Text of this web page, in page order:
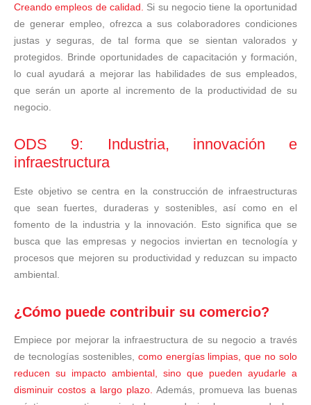
Creando empleos de calidad. Si su negocio tiene la oportunidad
de generar empleo, ofrezca a sus colaboradores condiciones
justas y seguras, de tal forma que se sientan valorados y
protegidos. Brinde oportunidades de capacitación y formación,
lo cual ayudará a mejorar las habilidades de sus empleados,
que serán un aporte al incremento de la productividad de su
negocio.
ODS 9: Industria, innovación e
infraestructura
Este objetivo se centra en la construcción de infraestructuras
que sean fuertes, duraderas y sostenibles, así como en el
fomento de la industria y la innovación. Esto significa que se
busca que las empresas y negocios inviertan en tecnología y
procesos que mejoren su productividad y reduzcan su impacto
ambiental.
¿Cómo puede contribuir su comercio?
Empiece por mejorar la infraestructura de su negocio a través
de tecnologías sostenibles, como energías limpias, que no solo
reducen su impacto ambiental, sino que pueden ayudarle a
disminuir costos a largo plazo. Además, promueva las buenas